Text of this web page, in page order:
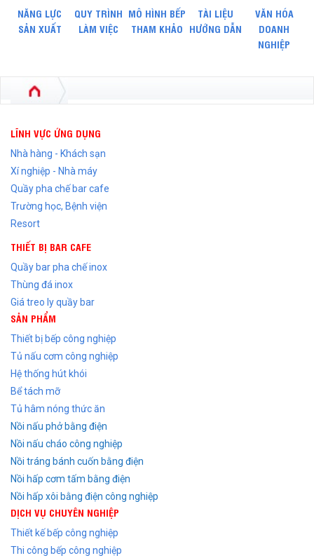
NĂNG LỰC
SẢN XUẤT
QUY TRÌNH
LÀM VIỆC
MÔ HÌNH BẾP
THAM KHẢO
TÀI LIỆU
HƯỚNG DẪN
VĂN HÓA
DOANH
NGHIỆP
LĨNH VỰC ỨNG DỤNG
Nhà hàng - Khách sạn
Xí nghiệp - Nhà máy
Quầy pha chế bar cafe
Trường học, Bệnh viện
Resort
THIẾT BỊ BAR CAFE
Quầy bar pha chế inox
Thùng đá inox
Giá treo ly quầy bar
SẢN PHẨM
Thiết bị bếp công nghiệp
Tủ nấu cơm công nghiệp
Hệ thống hút khói
Bể tách mỡ
Tủ hâm nóng thức ăn
Nồi nấu phở bằng điện
Nồi nấu cháo công nghiệp
Nồi tráng bánh cuốn bằng điện
Nồi hấp cơm tấm bằng điện
Nồi hấp xôi bằng điện công nghiệp
DỊCH VỤ CHUYÊN NGHIỆP
Thiết kế bếp công nghiệp
Thi công bếp công nghiệp